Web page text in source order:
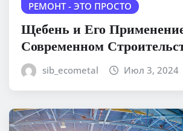
РЕМОНТ - ЭТО ПРОСТО
Щебень и Его
Современном
sib_ecometal Июл 3, 2024